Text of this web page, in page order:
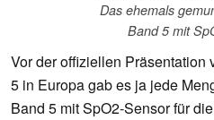
Das ehemals
Band 5 mit
Vor der offiziellen Präsentation
5 in Europa gab es ja jede
Band 5 mit SpO2-Sensor für